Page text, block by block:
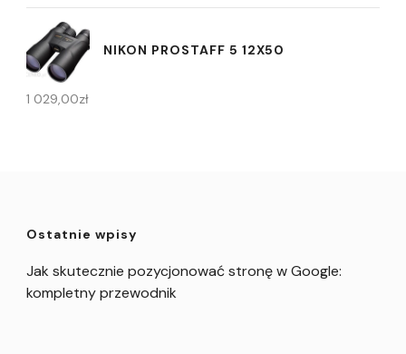
NIKON PROSTAFF 5 12X50
1 029,00zł
Ostatnie wpisy
Jak skutecznie pozycjonować stronę w Google:
kompletny przewodnik